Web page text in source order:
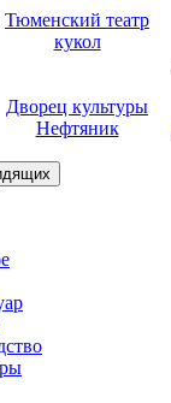
Тюменский театр
кукол
Дворец культуры
Нефтяник